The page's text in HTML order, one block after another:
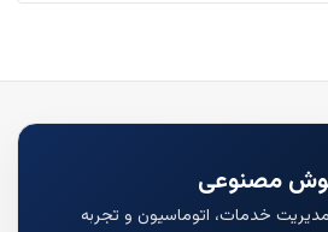
خدمات، اتوماسیون و تجربه